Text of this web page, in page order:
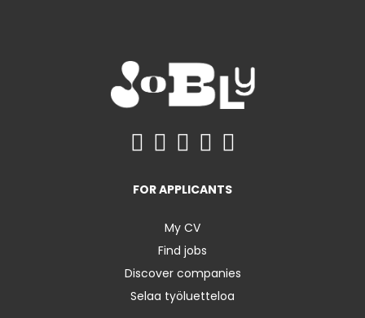
FOR APPLICANTS
My CV
Find jobs
Discover companies
Selaa työluetteloa